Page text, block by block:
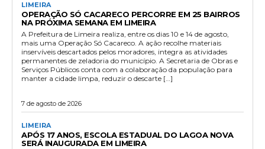
LIMEIRA
OPERAÇÃO SÓ CACARECO PERCORRE EM 25 BAIRROS
NA PRÓXIMA SEMANA EM LIMEIRA
A Prefeitura de Limeira realiza, entre os dias 10 e 14 de agosto,
mais uma Operação Só Cacareco. A ação recolhe materiais
inservíveis descartados pelos moradores, integra as atividades
permanentes de zeladoria do município. A Secretaria de Obras e
Serviços Públicos conta com a colaboração da população para
manter a cidade limpa, reduzir o descarte […]
7 de agosto de 2026
LIMEIRA
APÓS 17 ANOS, ESCOLA ESTADUAL DO LAGOA NOVA
SERÁ INAUGURADA EM LIMEIRA